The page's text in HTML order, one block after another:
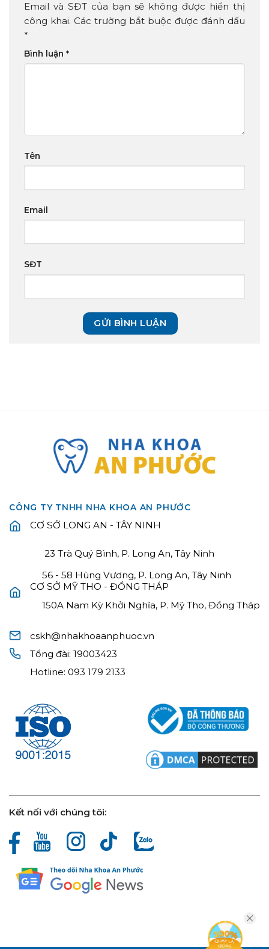
Email và SĐT của bạn sẽ không được hiển thị
công khai. Các trường bắt buộc được đánh dấu
*
Bình luận *
Tên
Email
SĐT
CÔNG TY TNHH NHA KHOA AN PHƯỚC
CƠ SỞ LONG AN - TÂY NINH
23 Trà Quý Bình, P. Long An, Tây Ninh
56 - 58 Hùng Vương, P. Long An, Tây Ninh
CƠ SỞ MỸ THO - ĐỒNG THÁP
150A Nam Kỳ Khởi Nghĩa, P. Mỹ Tho, Đồng Tháp
cskh@nhakhoaanphuoc.vn
Tổng đài:19003423
Hotline:093 179 2133
Kết nối với chúng tôi: